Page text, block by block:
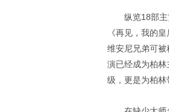
纵览18部
《再见，我的
维安尼兄弟可
演已经成为柏
级，更是为柏林